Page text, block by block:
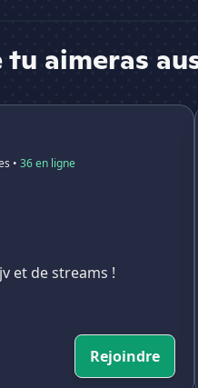
tu aimeras
• 36 en ligne
et de streams !
Rejoindre